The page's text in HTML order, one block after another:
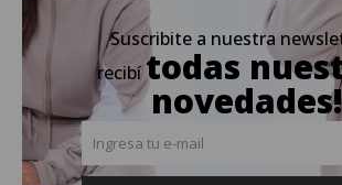
Suscribite a nuestra
recibí todas
novedades!